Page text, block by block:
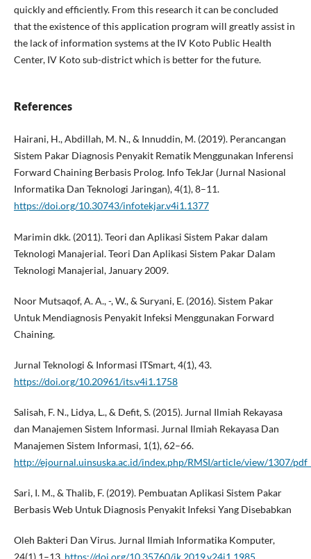
quickly and efficiently. From this research it can be concluded
that the existence of this application program will greatly assist in
the lack of information systems at the IV Koto Public Health
Center, IV Koto sub-district which is better for the future.
References
Hairani, H., Abdillah, M. N., & Innuddin, M. (2019). Perancangan
Sistem Pakar Diagnosis Penyakit Rematik Menggunakan Inferensi
Forward Chaining Berbasis Prolog. Info TekJar (Jurnal Nasional
Informatika Dan Teknologi Jaringan), 4(1), 8–11.
https://doi.org/10.30743/infotekjar.v4i1.1377
Marimin dkk. (2011). Teori dan Aplikasi Sistem Pakar dalam
Teknologi Manajerial. Teori Dan Aplikasi Sistem Pakar Dalam
Teknologi Manajerial, January 2009.
Noor Mutsaqof, A. A., -, W., & Suryani, E. (2016). Sistem Pakar
Untuk Mendiagnosis Penyakit Infeksi Menggunakan Forward
Chaining.
Jurnal Teknologi & Informasi ITSmart, 4(1), 43.
https://doi.org/10.20961/its.v4i1.1758
Salisah, F. N., Lidya, L., & Defit, S. (2015). Jurnal Ilmiah Rekayasa
dan Manajemen Sistem Informasi. Jurnal Ilmiah Rekayasa Dan
Manajemen Sistem Informasi, 1(1), 62–66.
http://ejournal.uinsuska.ac.id/index.php/RMSI/article/view/1307/
Sari, I. M., & Thalib, F. (2019). Pembuatan Aplikasi Sistem Pakar
Berbasis Web Untuk Diagnosis Penyakit Infeksi Yang Disebabkan
Oleh Bakteri Dan Virus. Jurnal Ilmiah Informatika Komputer,
24(1),1–13. https://doi.org/10.35760/ik.2019.v24i1.1985